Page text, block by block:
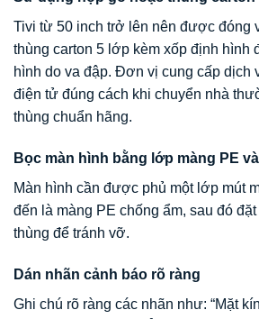
Tivi từ 50 inch trở lên nên được đóng
thùng carton 5 lớp kèm xốp định hình
hình do va đập. Đơn vị cung cấp dịch
điện tử đúng cách khi chuyển nhà
thùng chuẩn hãng.
Bọc màn hình bằng lớp màng PE
Màn hình cần được phủ một lớp mút
đến là màng PE chống ẩm, sau đó
thùng để tránh vỡ.
Dán nhãn cảnh báo rõ ràng
Ghi chú rõ ràng các nhãn như: “Mặt